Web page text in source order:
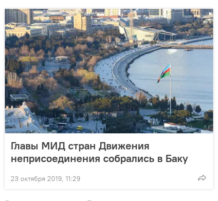
Главы МИД стран Движения
неприсоединения собрались в Баку
23 октября 2019, 11:29